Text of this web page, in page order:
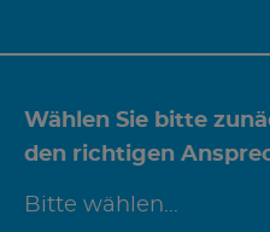
Wählen Sie bitte
den richtigen